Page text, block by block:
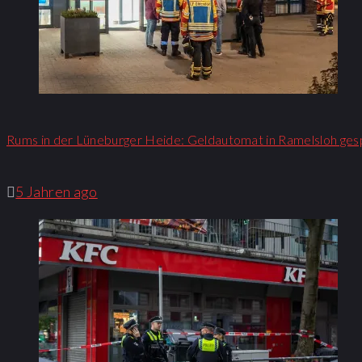
Rums in der Lüneburger Heide: Geldautomat in Ramelsloh
5 Jahren ago